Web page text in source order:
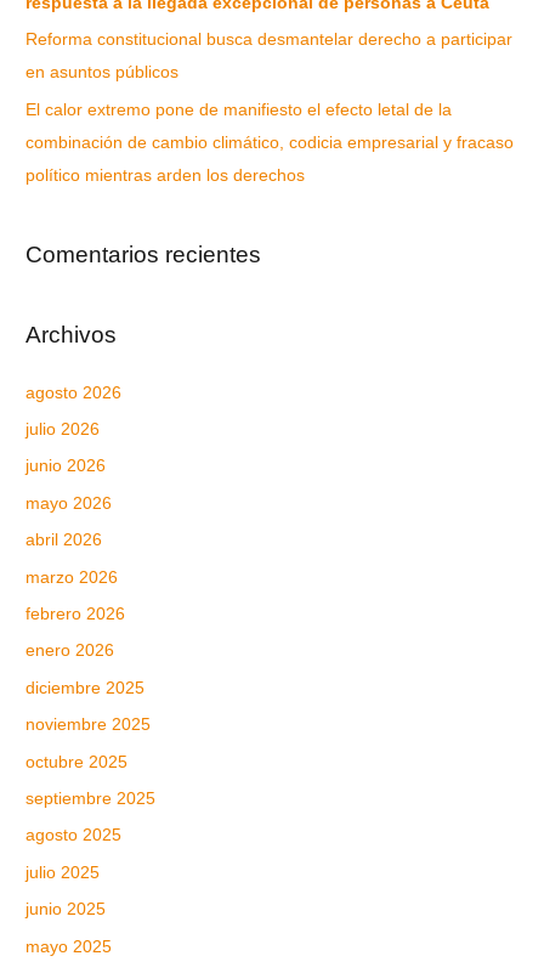
Reforma constitucional busca desmantelar derecho a participar
en asuntos públicos
El calor extremo pone de manifiesto el efecto letal de la
combinación de cambio climático, codicia empresarial y fracaso
político mientras arden los derechos
Comentarios recientes
Archivos
agosto 2026
julio 2026
junio 2026
mayo 2026
abril 2026
marzo 2026
febrero 2026
enero 2026
diciembre 2025
noviembre 2025
octubre 2025
septiembre 2025
agosto 2025
julio 2025
junio 2025
mayo 2025